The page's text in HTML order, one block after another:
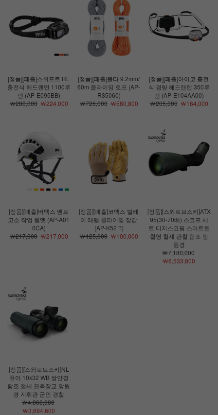
[정품][페츨]스위프트 RL
충전식 헤드랜턴 1100루
멘 (AP-E095BB)
￦280,000￦224,000
[정품][페츨]볼타 9.2mm/
60m 클라이밍 로프 (AP-
R35060)
￦726,000￦580,800
[정품][페츨]아이코 충전
식 경량 헤드랜턴 350루
멘 (AP-E104AA00)
￦205,000￦164,000
[정품][페츨]버텍스 벤트
고소 작업 헬멧 (AP-A01
0CA)
￦217,000￦217,000
[정품][페츨]코덱스 빌레
이 레펠 클라이밍 장갑
(AP-K52 T)
￦125,000￦100,000
[정품][스와로브스키]ATX
95(30-70배) 스코프 세
트 디지스코핑 스마트폰
촬영 철새 관찰 탐조 망
원경
￦7,180,000
￦6,533,800
[정품][스와로브스키]NL
퓨어 10x32 WB 쌍안경
탐조 철새 관측장교 망원
경 지휘관 군인 경찰
￦4,060,000
￦3,694,600